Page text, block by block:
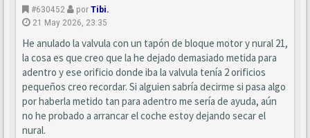
#630452 porTibi.
21 May 2026, 23:35
He anulado la valvula con un tapón de bloque motor y nural 21,
la cosa es que creo que la he dejado demasiado metida para
adentro y ese orificio donde iba la valvula tenía 2 orificios
pequeños creo recordar. Si alguien sabría decirme si pasa algo
por haberla metido tan para adentro me sería de ayuda, aún
no he probado a arrancar el coche estoy dejando secar el
nural.